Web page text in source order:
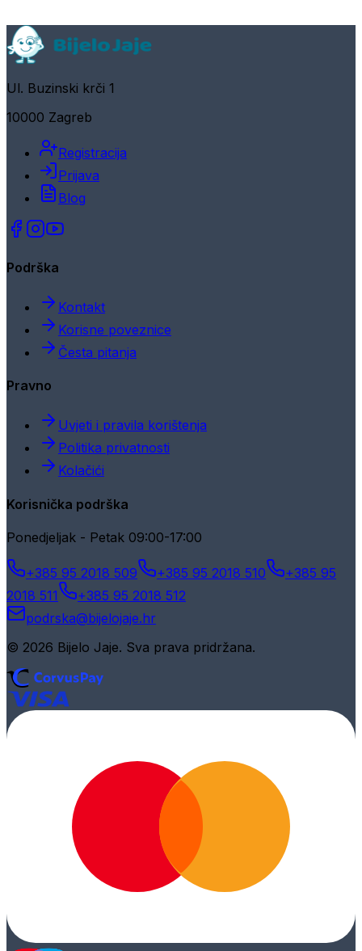
Ul. Buzinski krči 1
10000 Zagreb
Registracija
Prijava
Blog
Podrška
Kontakt
Korisne poveznice
Česta pitanja
Pravno
Uvjeti i pravila korištenja
Politika privatnosti
Kolačići
Korisnička podrška
Ponedjeljak - Petak 09:00-17:00
+385 95 2018 509 +385 95 2018 510
+385 95
2018 511
+385 95 2018 512
podrska@bijelojaje.hr
© 2026 Bijelo Jaje. Sva prava pridržana.